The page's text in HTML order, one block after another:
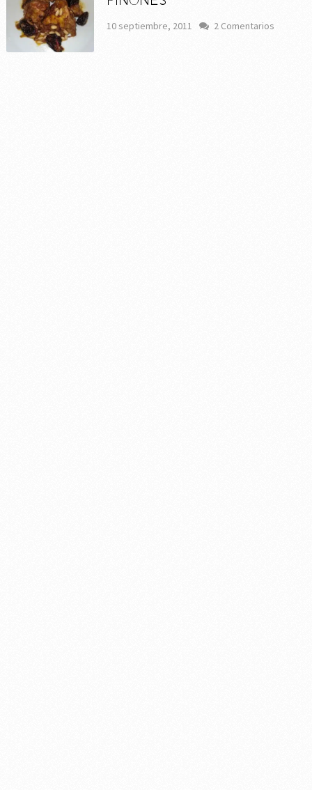
10 septiembre, 2011 2 Comentarios